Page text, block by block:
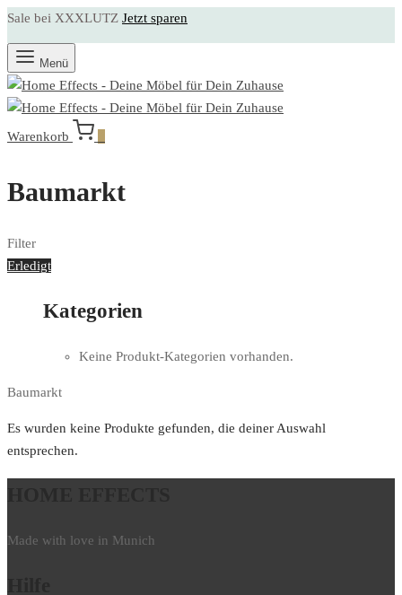
Sale bei XXXLUTZ Jetzt sparen
Menü
Warenkorb
Baumarkt
Filter
Erledigt
Kategorien
Keine Produkt-Kategorien vorhanden.
Baumarkt
Es wurden keine Produkte gefunden, die deiner Auswahl
entsprechen.
Made with love in Munich